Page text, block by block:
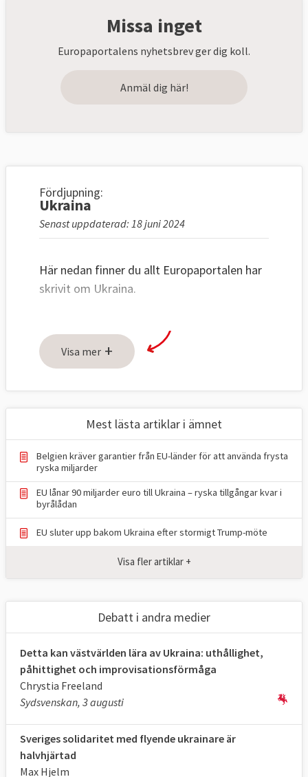
Missa inget
Europaportalens nyhetsbrev ger dig koll.
Anmäl dig här!
Fördjupning:
Ukraina
Senast uppdaterad: 18 juni 2024
Här nedan finner du allt Europaportalen har
skrivit om Ukraina.
Visa mer +
Mest lästa artiklar i ämnet
Belgien kräver garantier från EU-länder för att använda frysta
ryska miljarder
EU lånar 90 miljarder euro till Ukraina – ryska tillgångar kvar i
byrålådan
EU sluter upp bakom Ukraina efter stormigt Trump-möte
Visa fler artiklar +
Debatt i andra medier
Detta kan västvärlden lära av Ukraina: uthållighet,
påhittighet och improvisationsförmåga
Chrystia Freeland
Sydsvenskan, 3 augusti
Sveriges solidaritet med flyende ukrainare är
halvhjärtad
Max Hjelm